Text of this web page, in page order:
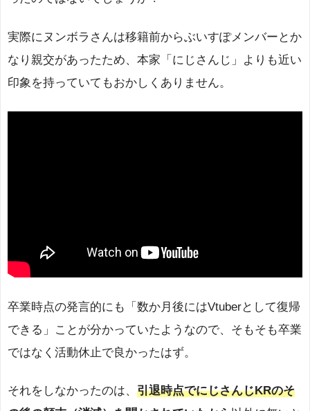
実際にヌンボラさんは移籍前からぶいすぽメンバーとか
なり親交があったため、本家「にじさんじ」よりも近い
印象を持っていてもおかしくありません。
卒業時点の発言的にも「数か月後にはVtuberとして復帰
できる」ことが分かっていたようなので、そもそも卒業
ではなく活動休止で良かったはず。
それをしなかったのは、 引退時点でにじさんじKRのそ